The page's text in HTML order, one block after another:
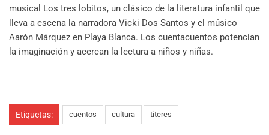
musical Los tres lobitos, un clásico de la literatura infantil que
lleva a escena la narradora Vicki Dos Santos y el músico
Aarón Márquez en Playa Blanca. Los cuentacuentos potencian
la imaginación y acercan la lectura a niños y niñas.
Etiquetas: cuentos cultura titeres